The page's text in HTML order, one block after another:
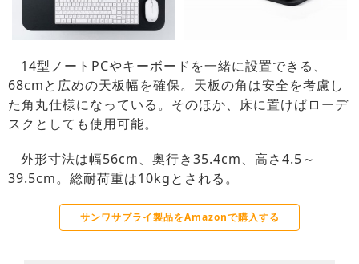
14型ノートPCやキーボードを一緒に設置できる、
68cmと広めの天板幅を確保。天板の角は安全を考慮し
た角丸仕様になっている。そのほか、床に置けばローデ
スクとしても使用可能。
外形寸法は幅56cm、奥行き35.4cm、高さ4.5～
39.5cm。総耐荷重は10kgとされる。
サンワサプライ製品をAmazonで購入する